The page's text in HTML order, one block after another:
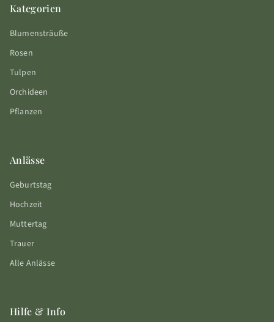
Kategorien
Blumensträuße
Rosen
Tulpen
Orchideen
Pflanzen
Anlässe
Geburtstag
Hochzeit
Muttertag
Trauer
Alle Anlässe
Hilfe & Info